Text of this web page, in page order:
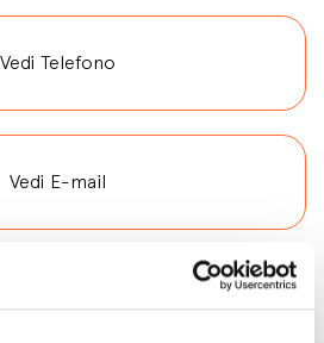
Vedi Telefono
Vedi E-mail